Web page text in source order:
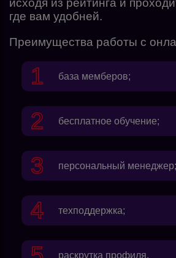
исходя из рейтинга и
где вам удобней.
Преимущества работы с
база мемберов;
бесплатное обучение;
персональный менеджер;
техподдержка;
раскрутка профиля.